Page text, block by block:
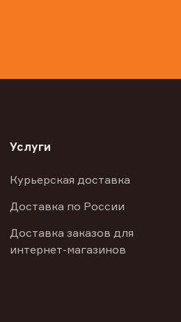
Услуги
Курьерская доставка
Доставка по России
Доставка заказов для
интернет-магазинов